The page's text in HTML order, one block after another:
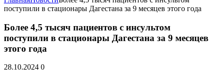
поступили в стационары Дагестана за 9 месяцев этого года
Более 4,5 тысяч пациентов с инсультом
поступили в стационары Дагестана за 9 месяцев
этого года
28.10.2024 0